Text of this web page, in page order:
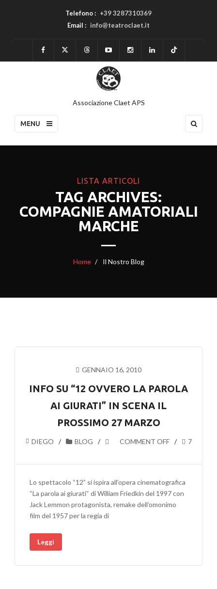
Telefono : +39 3287310369
Email : info@teatroclaet.it
Associazione Claet APS
MENU
LISTA ARTICOLI
TAG ARCHIVES:
COMPAGNIE AMATORIALI
MARCHE
Home Il Nostro Blog
GENNAIO 16, 2010
INFO SU “12 OVVERO LA PAROLA
AI GIURATI” IN SCENA IL
PROSSIMO 27 MARZO
DIEGO BLOG COMMENT OFF 7
Lo spettacolo “12” si ispira all’opera cinematografica
“La parola ai giurati“ di William Friedkin del 1997 con
Jack Lemmon protagonista, remake dell’omonimo
film del 1957 per la regia di
Leggi